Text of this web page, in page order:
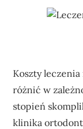
Koszty
różnić w
stopień
klinika